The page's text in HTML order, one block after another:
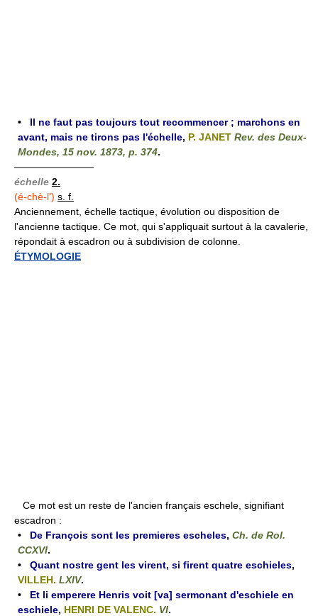
• Il ne faut pas toujours tout recommencer ; marchons en
avant, mais ne tirons pas l'échelle, P. JANET Rev. des Deux-
Mondes, 15 nov. 1873, p. 374.
————————
échelle 2.
(é-chè-l') s. f.
Anciennement, échelle tactique, évolution ou disposition de
l'ancienne tactique. Ce mot, qui s'appliquait surtout à la cavalerie,
répondait à escadron ou à subdivision de colonne.
ÉTYMOLOGIE
Ce mot est un reste de l'ancien français eschele, signifiant
escadron :
• De François sont les premieres escheles, Ch. de Rol.
CCXVI.
• Quant nostre gent les virent, si firent quatre eschieles,
VILLEH. LXIV.
• Et li emperere Henris voit [va] sermonant d'eschiele en
eschiele, HENRI DE VALENC. VI.